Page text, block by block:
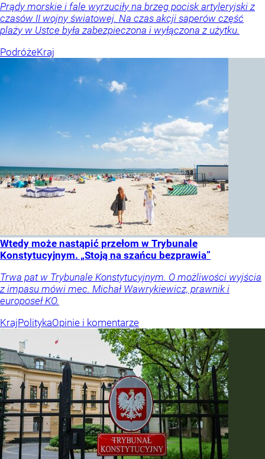
Prądy morskie i fale wyrzuciły na brzeg pocisk artyleryjski z
czasów II wojny światowej. Na czas akcji saperów część
plaży w Ustce była zabezpieczona i wyłączona z użytku.
PodróżeKraj
Wtedy może nastąpić przełom w Trybunale
Konstytucyjnym. „Stoją na szańcu bezprawia”
Trwa pat w Trybunale Konstytucyjnym. O możliwości wyjścia
z impasu mówi mec. Michał Wawrykiewicz, prawnik i
europoseł KO.
KrajPolitykaOpinie i komentarze